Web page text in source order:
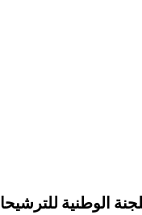
الوطنية